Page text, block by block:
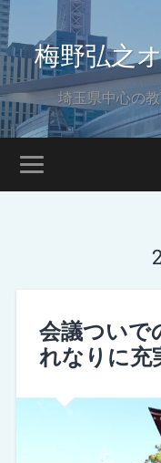
梅野弘之
埼玉県中心の
会議ついで
れなりに充